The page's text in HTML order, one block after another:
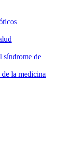
síndrome de
la medicina